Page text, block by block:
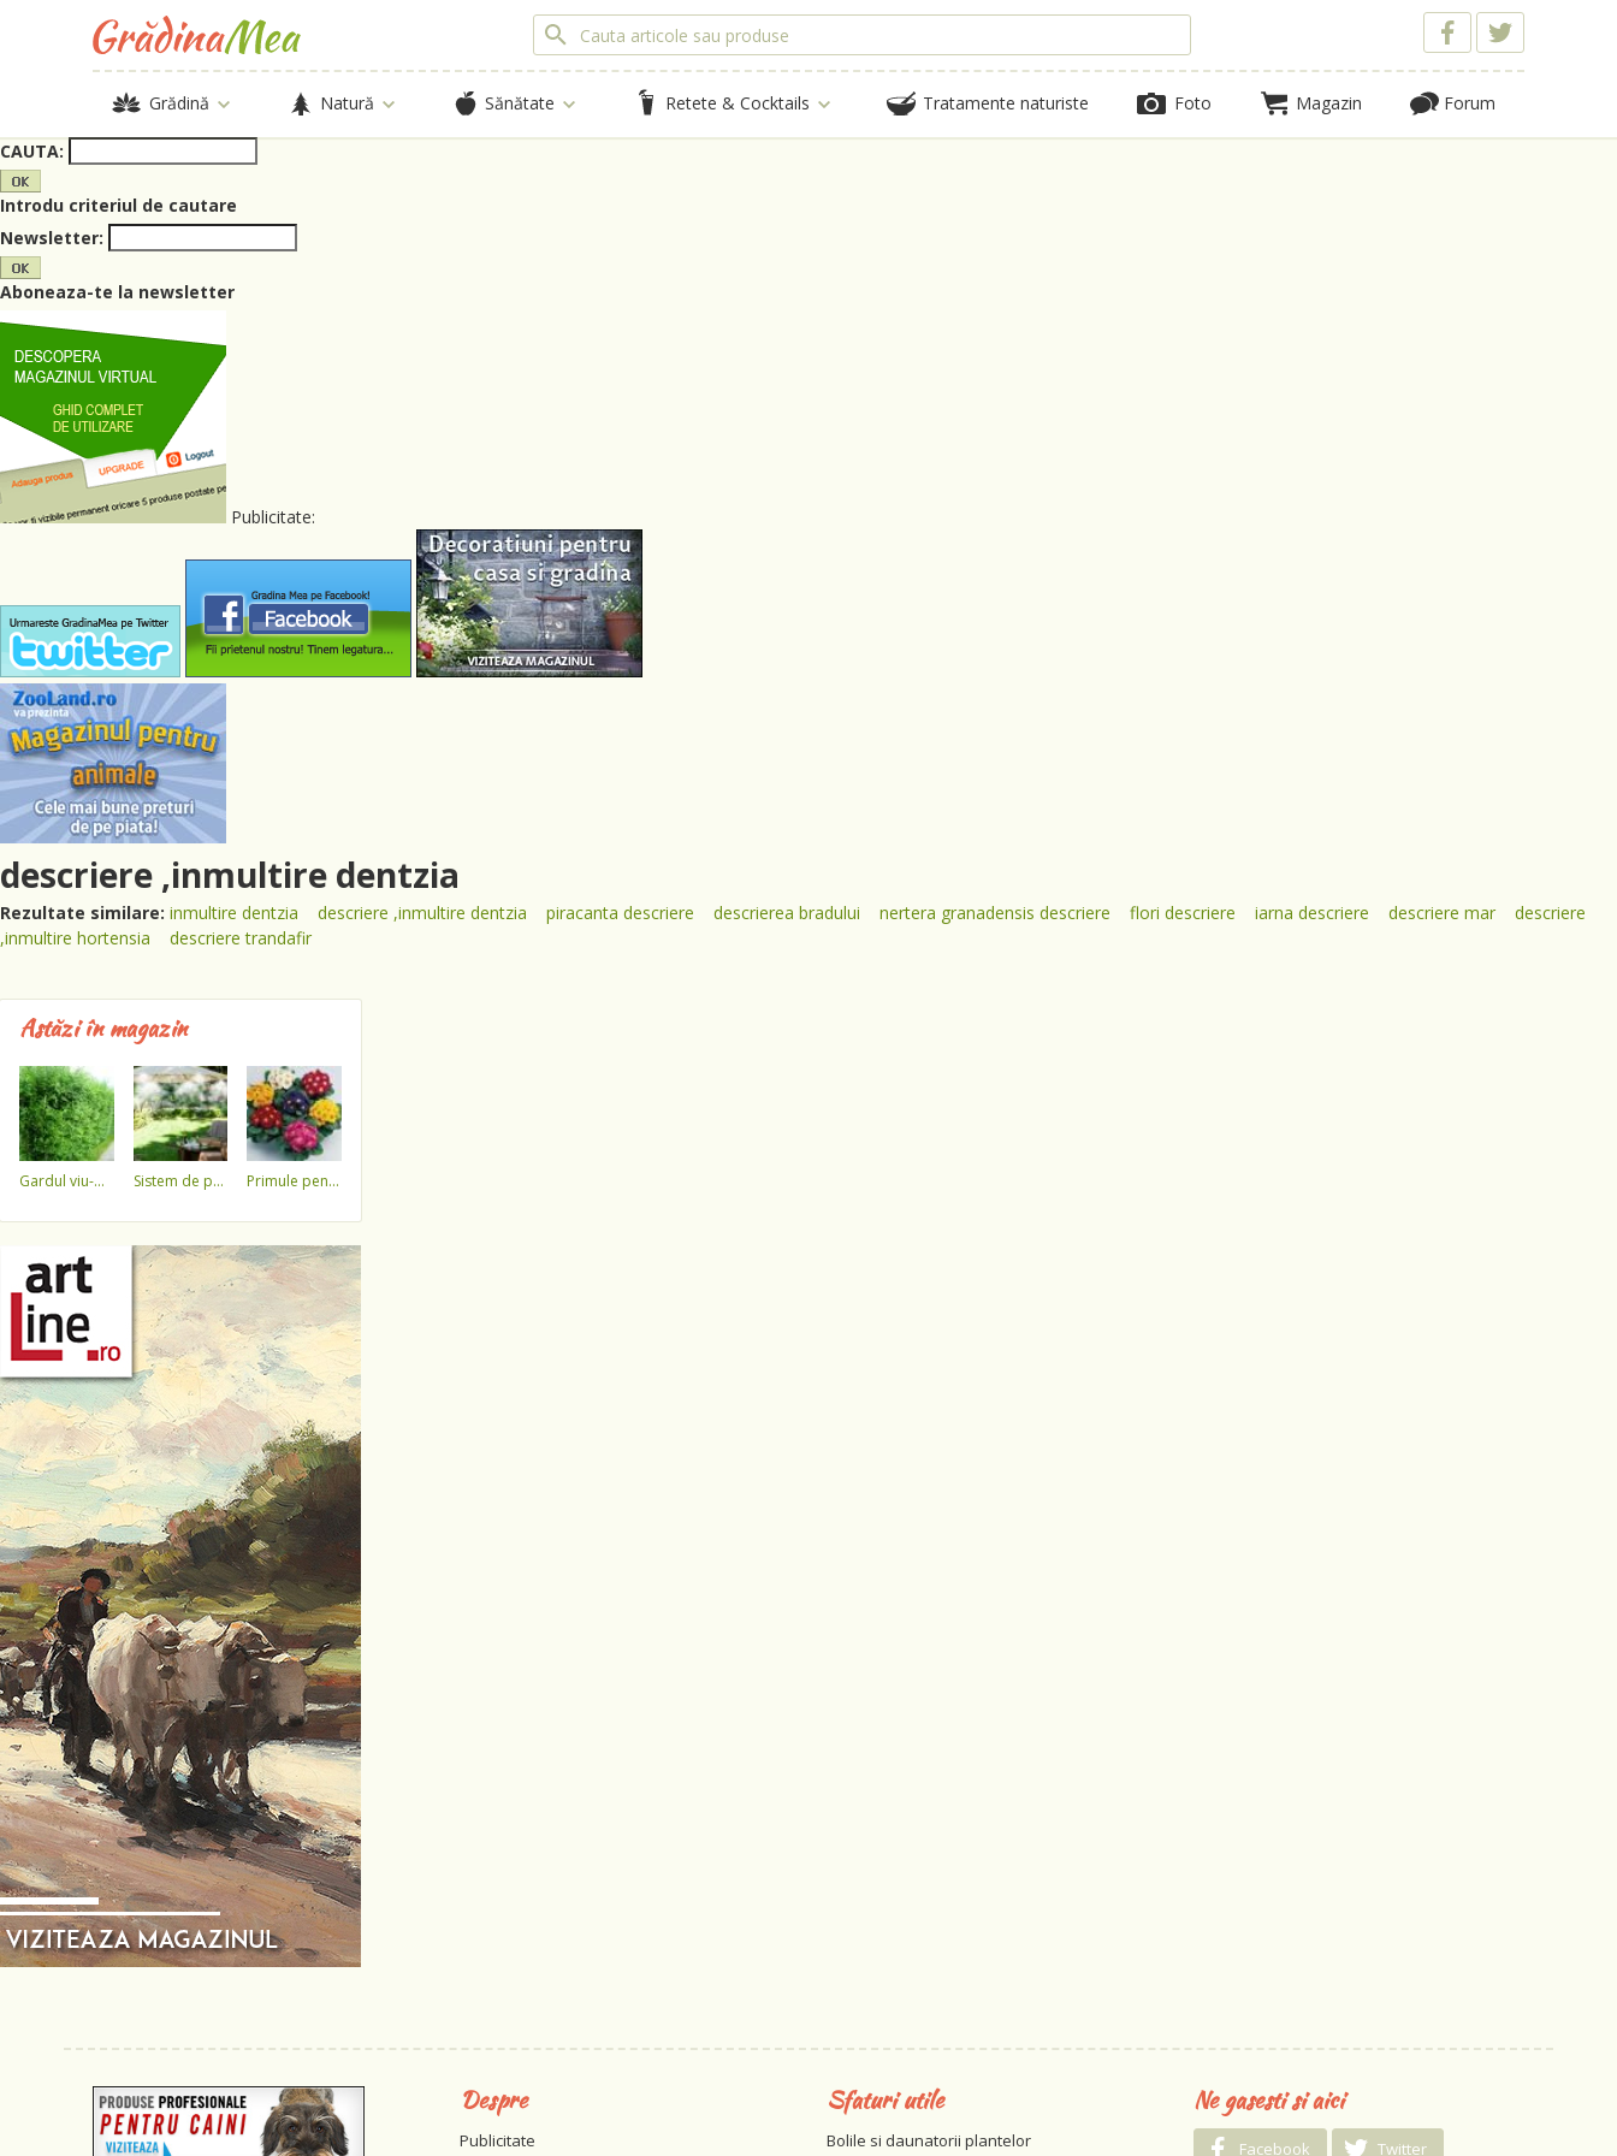
Grădină Natură Sănătate Retete & Cocktails Tratamente naturiste Foto Magazin Forum
CAUTA:
Introdu criteriul de cautare
Newsletter:
Aboneaza-te la newsletter
Publicitate:
descriere ,inmultire dentzia
Rezultate similare: inmultire dentzia descriere ,inmultire dentzia piracanta descriere descrierea bradului nertera granadensis descriere flori descriere iarna descriere descriere mar
descriere
,inmultire hortensia
descriere trandafir
Astăzi în magazin
gardul viu-minune! sistem de pulverizare a apei primule pentru 1 martie 3,5 lei / ghiveci !!!!
Despre
Publicitate
Sfaturi utile
Bolile si daunatorii plantelor
Ne gasesti si aici
Facebook Twitter